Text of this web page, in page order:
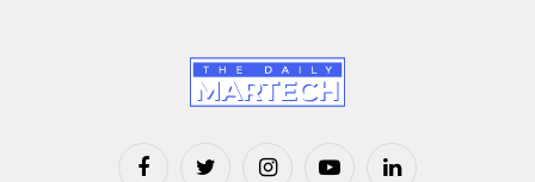
FacebookTwitter InstagramYouTubeLinkedIn